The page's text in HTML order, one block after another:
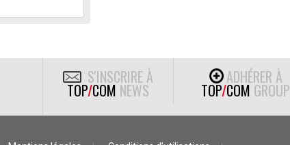
S'INSCRIRE À
TOP/COM NEWS
ADHÉRER À
TOP/COM GROUP